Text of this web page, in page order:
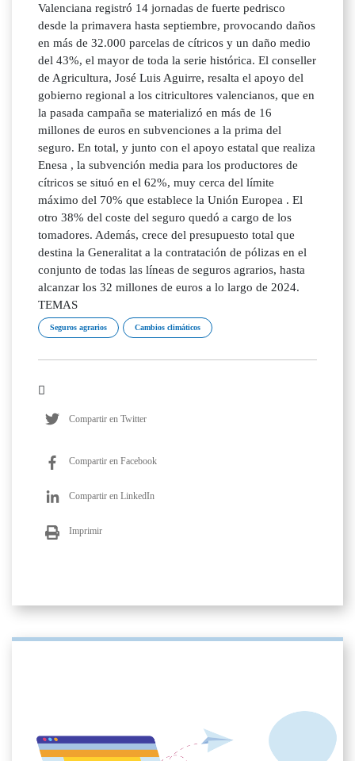
Valenciana registró 14 jornadas de fuerte pedrisco
desde la primavera hasta septiembre, provocando daños
en más de 32.000 parcelas de cítricos y un daño medio
del 43%, el mayor de toda la serie histórica. El conseller
de Agricultura, José Luis Aguirre, resalta el apoyo del
gobierno regional a los citricultores valencianos, que en
la pasada campaña se materializó en más de 16
millones de euros en subvenciones a la prima del
seguro. En total, y junto con el apoyo estatal que realiza
Enesa , la subvención media para los productores de
cítricos se situó en el 62%, muy cerca del límite
máximo del 70% que establece la Unión Europea . El
otro 38% del coste del seguro quedó a cargo de los
tomadores. Además, crece del presupuesto total que
destina la Generalitat a la contratación de pólizas en el
conjunto de todas las líneas de seguros agrarios, hasta
alcanzar los 32 millones de euros a lo largo de 2024.
TEMAS
Seguros agrarios Cambios climáticos
Compartir en Twitter
Compartir en Facebook
Compartir en LinkedIn
Imprimir